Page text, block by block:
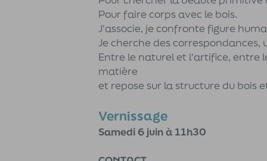
Pour faire corps avec le bois.
J'associe, je confronte figure
Je cherche des correspondances,
Entre le naturel et l'artifice, entre
matière
et repose sur la structure du bois
Vernissage
Samedi 6 juin à 11h30